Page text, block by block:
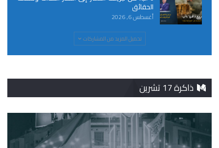
الحقائق
أغسطس 6, 2026
تحميل المزيد من المشاركات
ذاكرة 17 تشرين